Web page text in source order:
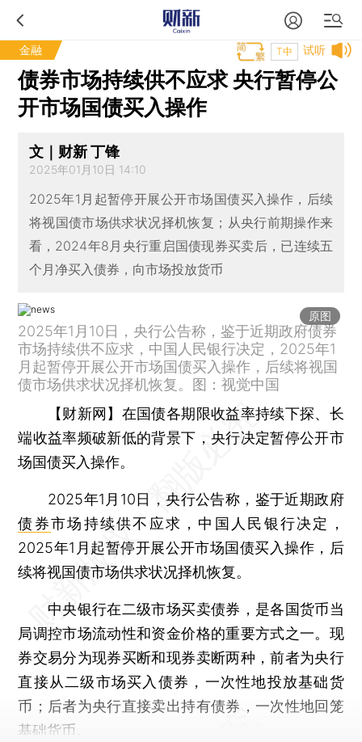
金融 试听
T中
债券市场持续供不应求 央行暂停公
开市场国债买入操作
文｜财新 丁锋
2025年01月10日 14:10
2025年1月起暂停开展公开市场国债买入操作，后续
将视国债市场供求状况择机恢复；从央行前期操作来
看，2024年8月央行重启国债现券买卖后，已连续五
个月净买入债券，向市场投放货币
原图
2025年1月10日，央行公告称，鉴于近期政府债券
市场持续供不应求，中国人民银行决定，2025年1
月起暂停开展公开市场国债买入操作，后续将视国
债市场供求状况择机恢复。图：视觉中国
【财新网】 在国债各期限收益率持续下探、长
端收益率频破新低的背景下，央行决定暂停公开市
场国债买入操作。
2025年1月10日，央行公告称，鉴于近期政府
债券市场持续供不应求，中国人民银行决定，
2025年1月起暂停开展公开市场国债买入操作，后
续将视国债市场供求状况择机恢复。
中央银行在二级市场买卖债券，是各国货币当
局调控市场流动性和资金价格的重要方式之一。现
券交易分为现券买断和现券卖断两种，前者为央行
直接从二级市场买入债券，一次性地投放基础货
币；后者为央行直接卖出持有债券，一次性地回笼
基础货币。